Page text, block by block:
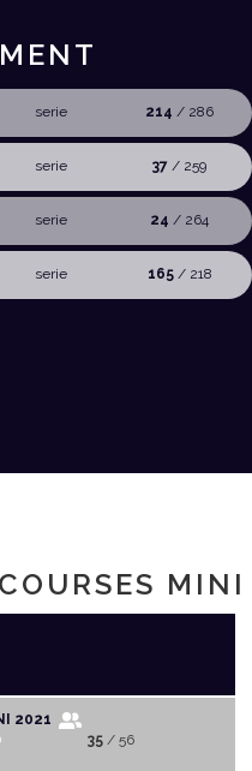
serie 214 / 286
serie 37 / 259
serie 24 / 264
serie 165/ 218
MINI
2021
35/ 56